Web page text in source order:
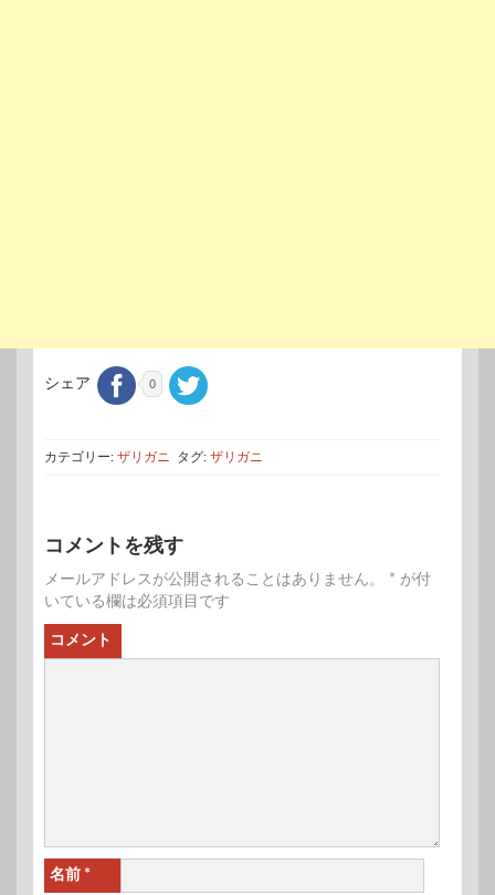
シェア 0
カテゴリー: ザリガニ タグ: ザリガニ
コメントを残す
メールアドレスが公開されることはありません。 * が付
いている欄は必須項目です
コメント
名前 *